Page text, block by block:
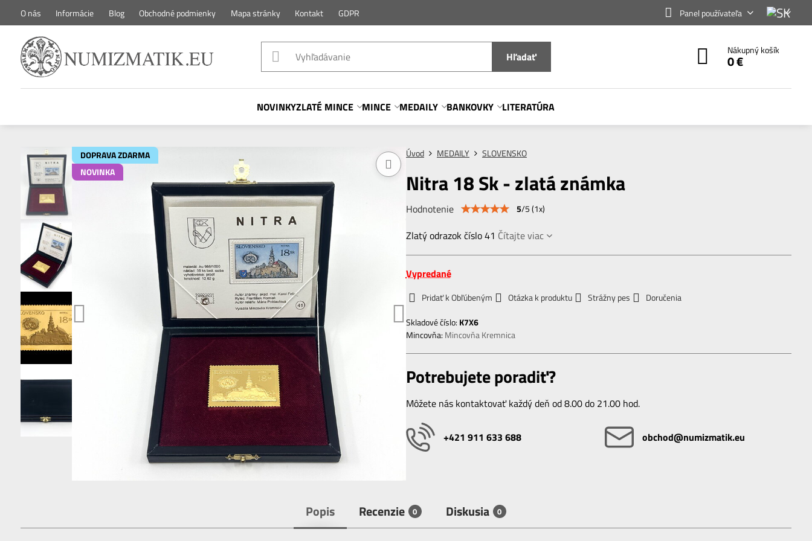
O nás Informácie Blog Obchodné podmienky Mapa stránky Kontakt GDPR Panel používateľa
Hľadať Nákupný košík
0 €
NOVINKYZLATÉ MINCE MINCE MEDAILY BANKOVKY LITERATÚRA
DOPRAVA ZDARMA
NOVINKA
Úvod MEDAILY SLOVENSKO
Nitra 18 Sk - zlatá známka
Hodnotenie 5/5(1x)
Zlatý odrazok číslo 41 Čítajte viac
Vypredané
Pridať k Obľúbeným Otázka k produktu Strážny pes
Doručenia
Skladové číslo: K7X6
Mincovňa: Mincovňa Kremnica
Potrebujete poradiť?
Môžete nás kontaktovať každý deň od 8.00 do 21.00 hod.
+421 911 633 688 obchod​@numizmatik​.eu
Popis Recenzie 0 Diskusia 0